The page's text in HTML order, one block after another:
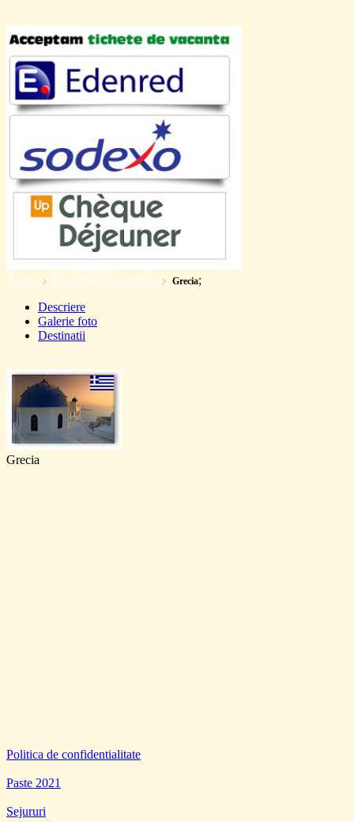
Acasa Destinatii de vacanta Grecia;
Descriere
Galerie foto
Destinatii
Grecia
Politica de confidentialitate
Paste 2021
Sejururi